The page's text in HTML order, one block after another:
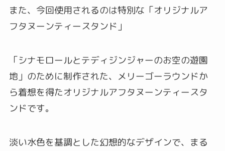
また、今回使用されるのは特別な「オリジナルア
フタヌーンティースタンド」
「シナモロールとテディジンジャーのお空の遊園
地」のために制作された、メリーゴーラウンドか
ら着想を得たオリジナルアフタヌーンティースタ
ンドです。
淡い水色を基調とした幻想的なデザインで、まる